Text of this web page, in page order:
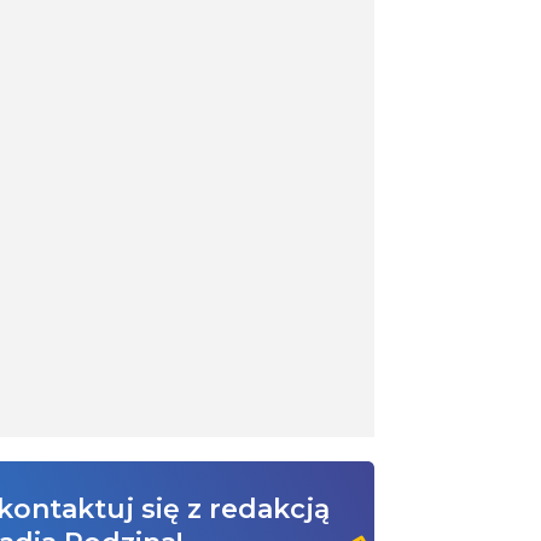
się z redakcją